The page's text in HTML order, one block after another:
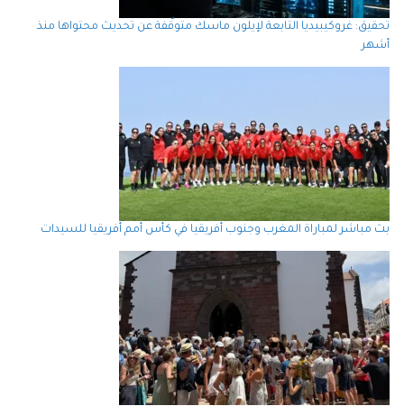
تحقيق: غروكيبيديا التابعة لإيلون ماسك متوقّفة عن تحديث محتواها منذ
أشهر
بث مباشر لمباراة المغرب وجنوب أفريقيا في كأس أمم أفريقيا للسيدات